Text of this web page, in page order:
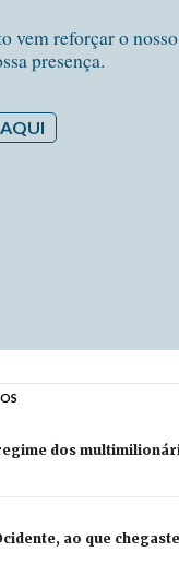
vem reforçar o
presença.
dos
ao que